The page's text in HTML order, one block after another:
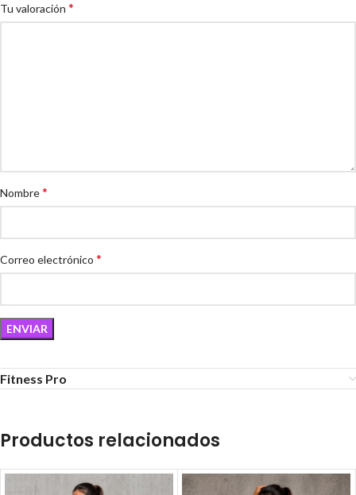
Tu valoración *
Nombre*
Correo electrónico *
Fitness Pro
Productos relacionados